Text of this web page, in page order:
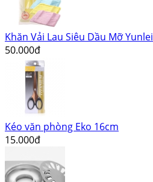
Khăn Vải Lau Siêu Dầu Mỡ Yunlei
50.000đ
Kéo văn phòng Eko 16cm
15.000đ